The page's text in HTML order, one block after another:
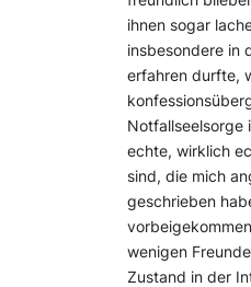
ihnen sogar
insbesondere in
erfahren durfte,
Notfallseelsorge
echte, wirklich
sind, die mich
geschrieben
wenigen
Zustand in der